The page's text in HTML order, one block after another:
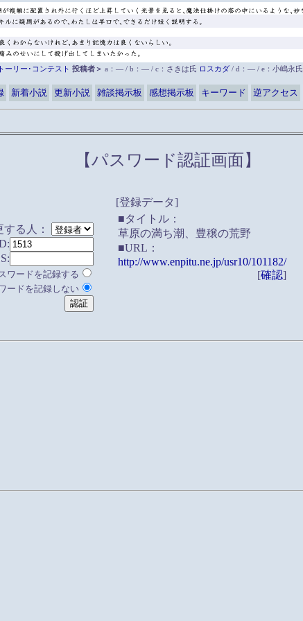
ーリー･コンテスト 投稿者＞ a：― / b：― / c：さきは氏 ロスカダ / d：― / e：小嶋永氏
新着小説 更新小説 雑談掲示板 感想掲示板 キーワード 逆アクセス
【パスワード認証画面】
する人：
ワードを記録する
ードを記録しない
[登録データ]
■タイトル：
草原の満ち潮、豊穣の荒野
■URL：
http://www.enpitu.ne.jp/usr10/101182/
[確認]